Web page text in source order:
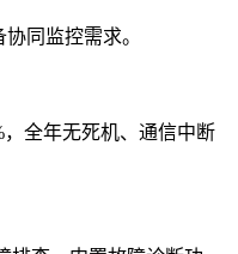
同监控需求。
，全年无死机、通信中断